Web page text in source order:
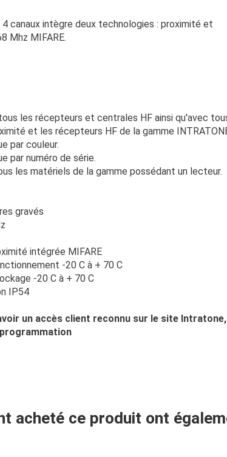
canaux intègre deux technologies : proximité et
Mhz MIFARE.
les récepteurs et centrales HF ainsi qu'avec
et les récepteurs HF de la gamme
par couleur.
par numéro de série.
les matériels de la gamme possédant un lecteur.
gravés
intégrée MIFARE
-20 C à + 70 C
-20 C à + 70 C
IP54
un accès client reconnu sur le site Intratone,
acheté ce produit ont